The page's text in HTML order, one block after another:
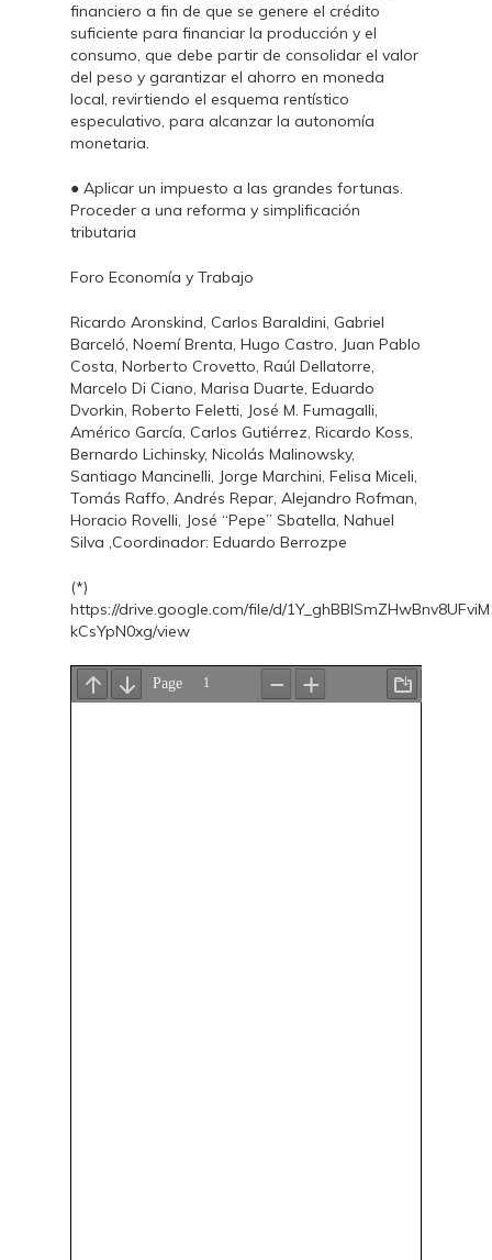
financiero a fin de que se genere el crédito
suficiente para financiar la producción y el
consumo, que debe partir de consolidar el valor
del peso y garantizar el ahorro en moneda
local, revirtiendo el esquema rentístico
especulativo, para alcanzar la autonomía
monetaria.
● Aplicar un impuesto a las grandes fortunas.
Proceder a una reforma y simplificación
tributaria
Foro Economía y Trabajo
Ricardo Aronskind, Carlos Baraldini, Gabriel
Barceló, Noemí Brenta, Hugo Castro, Juan Pablo
Costa, Norberto Crovetto, Raúl Dellatorre,
Marcelo Di Ciano, Marisa Duarte, Eduardo
Dvorkin, Roberto Feletti, José M. Fumagalli,
Américo García, Carlos Gutiérrez, Ricardo Koss,
Bernardo Lichinsky, Nicolás Malinowsky,
Santiago Mancinelli, Jorge Marchini, Felisa Miceli,
Tomás Raffo, Andrés Repar, Alejandro Rofman,
Horacio Rovelli, José “Pepe” Sbatella, Nahuel
Silva ,Coordinador: Eduardo Berrozpe
(*)
https://drive.google.com/file/d/
kCsYpN0xg/view